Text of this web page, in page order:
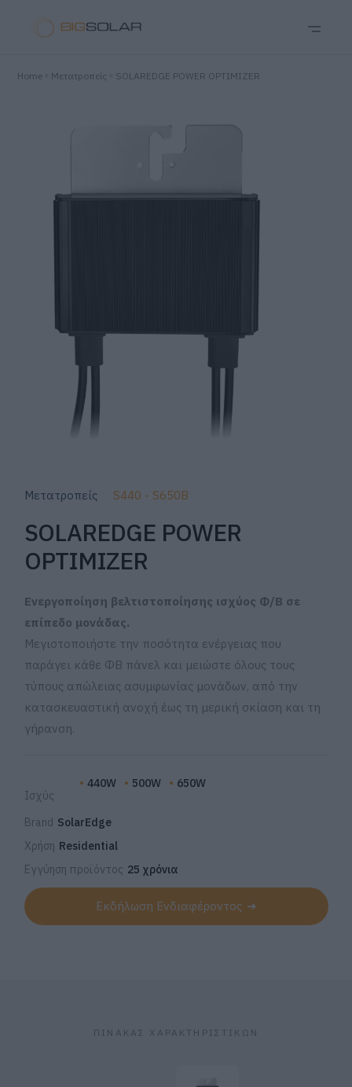
Home Μετατροπείς SOLAREDGE POWER OPTIMIZER
S440 - S650B
Μετατροπείς
SOLAREDGE POWER
OPTIMIZER
Ενεργοποίηση βελτιστοποίησης ισχύος Φ/Β σε
επίπεδο μονάδας.
Μεγιστοποιήστε την ποσότητα ενέργειας που
παράγει κάθε ΦΒ πάνελ και μειώστε όλους τους
τύπους απώλειας ασυμφωνίας μονάδων, από την
κατασκευαστική ανοχή έως τη μερική σκίαση και τη
γήρανση.
Ισχύς
440W 500W 650W
Brand SolarEdge
Χρήση Residential
Εγγύηση προϊόντος 25 χρόνια
Εκδήλωση Ενδιαφέροντος
ΠΙΝΑΚΑΣ ΧΑΡΑΚΤΗΡΙΣΤΙΚΩΝ